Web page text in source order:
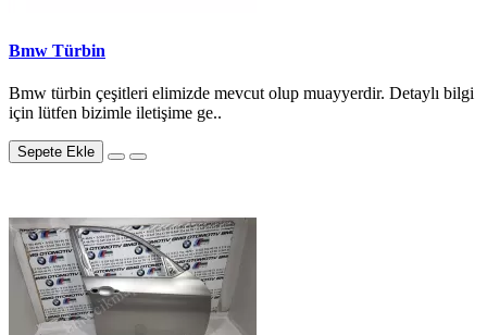
Bmw Türbin
Bmw türbin çeşitleri elimizde mevcut olup muayyerdir. Detaylı bilgi
için lütfen bizimle iletişime ge..
Sepete Ekle